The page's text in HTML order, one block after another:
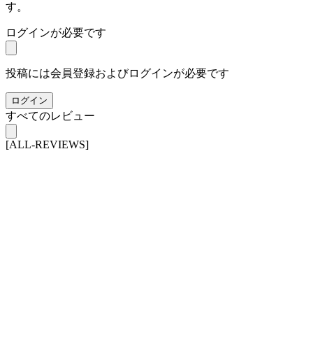
す。
ログインが必要です
投稿には会員登録およびログインが必要です
ログイン
すべてのレビュー
[ALL-REVIEWS]